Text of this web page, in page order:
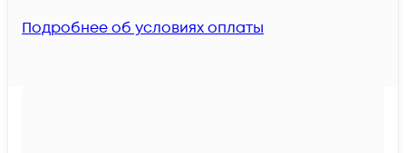
Подробнее об условиях оплаты